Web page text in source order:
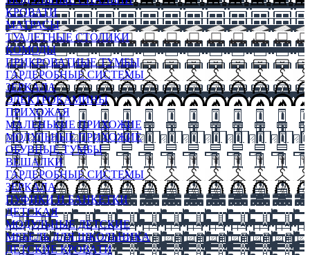
КРОВАТИ
МАТРАСЫ
ТУАЛЕТНЫЕ СТОЛИКИ
КОМОДЫ
ПРИКРОВАТНЫЕ ТУМБЫ
ГАРДЕРОБНЫЕ СИСТЕМЫ
ЗЕРКАЛА
ЭЛЕКТРОКАМИНЫ
ПРИХОЖАЯ
МАЛЕНЬКИЕ ПРИХОЖИЕ
МОДУЛЬНЫЕ ПРИХОЖИЕ
ОБУВНЫЕ ТУМБЫ
ВЕШАЛКИ
ГАРДЕРОБНЫЕ СИСТЕМЫ
ЗЕРКАЛА
ПУФИКИ И БАНКЕТКИ
ДЕТСКАЯ
МОДУЛЬНЫЕ ДЕТСКИЕ
МЕБЕЛЬ ДЛЯ ШКОЛЬНИКА
ДЕТСКИЕ КРОВАТИ